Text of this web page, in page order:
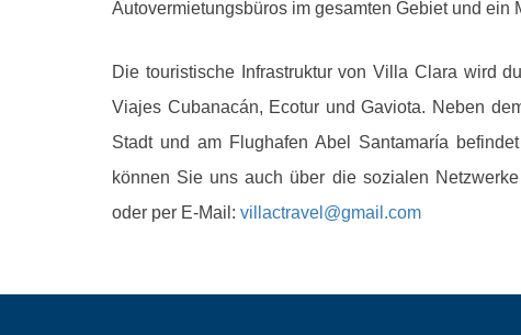
Autovermietungsbüros im gesamten Gebiet und ein
Die touristische Infrastruktur von Villa Clara wird
Viajes Cubanacán, Ecotur und Gaviota. Neben
Stadt und am Flughafen Abel Santamaría
können Sie uns auch über die sozialen Netzwerke
oder per E-Mail: villactravel@gmail.com